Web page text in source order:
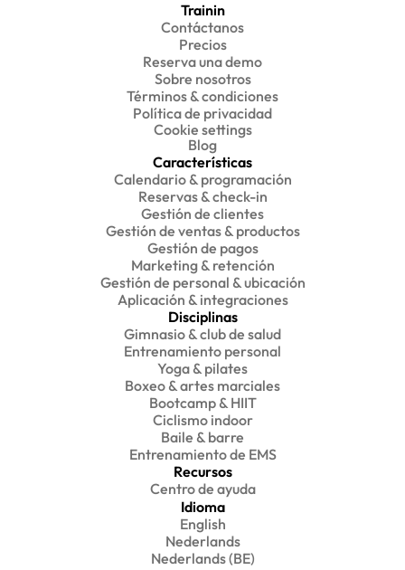
Trainin
Contáctanos
Precios
Reserva una demo
Sobre nosotros
Términos & condiciones
Política de privacidad
Cookie settings
Blog
Características
Calendario & programación
Reservas & check-in
Gestión de clientes
Gestión de ventas & productos
Gestión de pagos
Marketing & retención
Gestión de personal & ubicación
Aplicación & integraciones
Disciplinas
Gimnasio & club de salud
Entrenamiento personal
Yoga & pilates
Boxeo & artes marciales
Bootcamp & HIIT
Ciclismo indoor
Baile & barre
Entrenamiento de EMS
Recursos
Centro de ayuda
Idioma
English
Nederlands
Nederlands (BE)